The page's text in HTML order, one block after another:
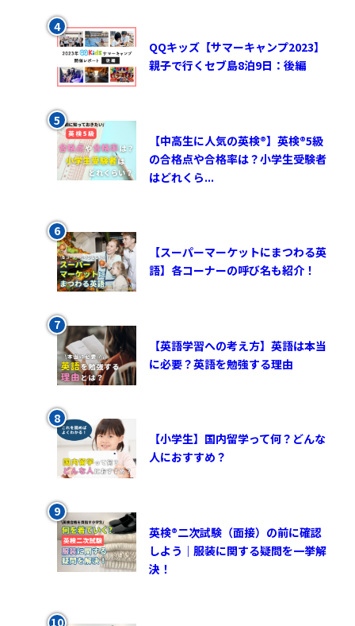
QQキッズ【サマーキャンプ2023】
親子で行くセブ島8泊9日：後編
【中高生に人気の英検®︎】英検®︎5級
の合格点や合格率は？小学生受験者
はどれくら...
【スーパーマーケットにまつわる英
語】各コーナーの呼び名も紹介！
【英語学習への考え方】英語は本当
に必要？英語を勉強する理由
【小学生】国内留学って何？どんな
人におすすめ？
英検®︎二次試験（面接）の前に確認
しよう｜服装に関する疑問を一挙解
決！